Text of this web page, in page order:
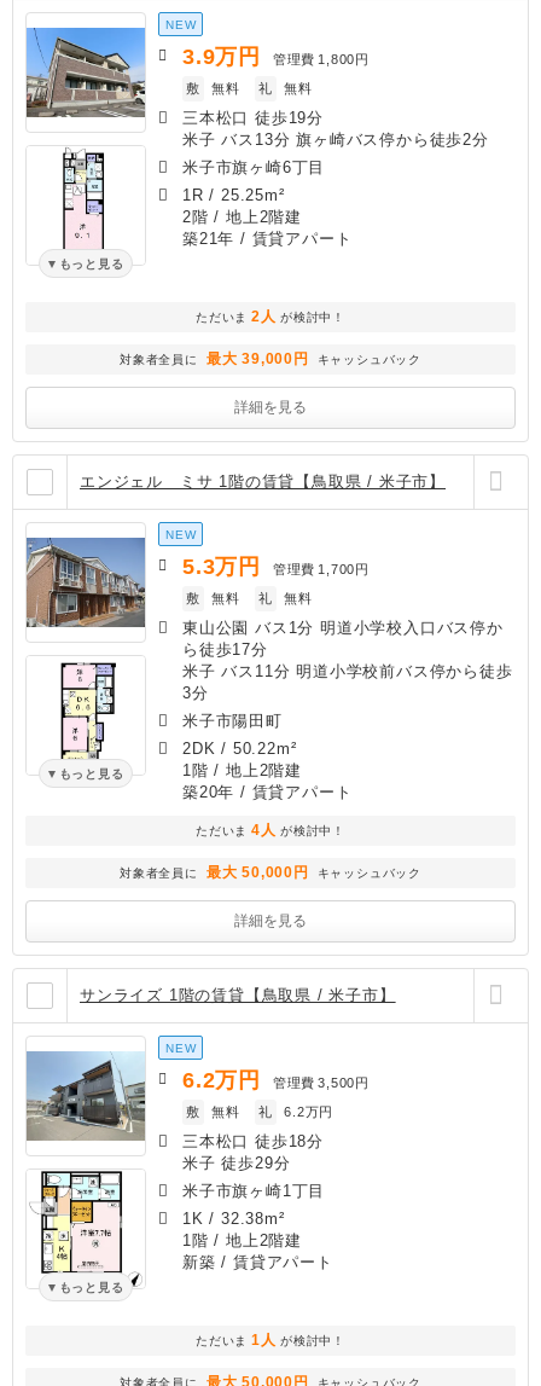
もっと見る
NEW
3.9万円 管理費 1,800円
敷
無料 礼 無料
三本松口 徒歩19分
米子 バス13分 旗ヶ崎バス停から徒歩2分
米子市旗ヶ崎6丁目
1R / 25.25m²
2階 / 地上2階建
築21年 / 賃貸アパート
ただいま 2人 が検討中！
対象者全員に 最大 39,000円 キャッシュバック
詳細を見る
エンジェル ミサ 1階の賃貸【鳥取県 / 米子市】
もっと見る
NEW
5.3万円 管理費 1,700円
敷
無料 礼 無料
東山公園 バス1分 明道小学校入口バス停か
ら徒歩17分
米子 バス11分 明道小学校前バス停から徒歩
3分
米子市陽田町
2DK / 50.22m²
1階 / 地上2階建
築20年 / 賃貸アパート
ただいま 4人 が検討中！
対象者全員に 最大 50,000円 キャッシュバック
詳細を見る
サンライズ 1階の賃貸【鳥取県 / 米子市】
もっと見る
NEW
6.2万円 管理費 3,500円
敷
無料 礼 6.2万円
三本松口 徒歩18分
米子 徒歩29分
米子市旗ヶ崎1丁目
1K /32.38m²
1階 / 地上2階建
新築 / 賃貸アパート
ただいま 1人 が検討中！
対象者全員に 最大 50,000円 キャッシュバック